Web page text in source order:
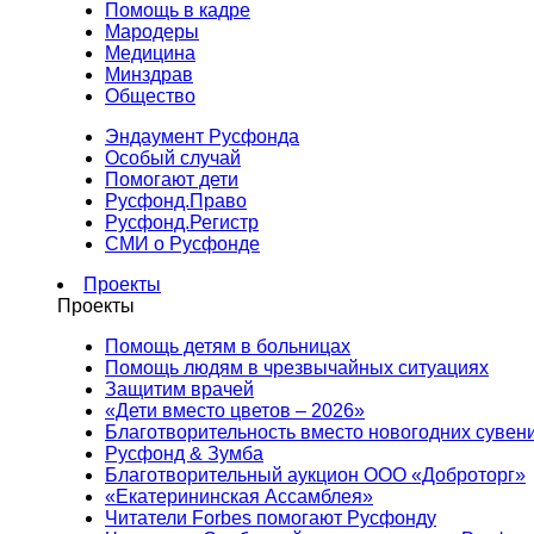
Помощь в кадре
Мародеры
Медицина
Минздрав
Общество
Эндаумент Русфонда
Особый случай
Помогают дети
Русфонд.Право
Русфонд.Регистр
СМИ о Русфонде
Проекты
Проекты
Помощь детям в больницах
Помощь людям в чрезвычайных ситуациях
Защитим врачей
«Дети вместо цветов – 2026»
Благотворительность вместо новогодних
Русфонд & Зумба
Благотворительный аукцион ООО «Доброторг»
«Екатерининская Ассамблея»
Читатели Forbes помогают Русфонду